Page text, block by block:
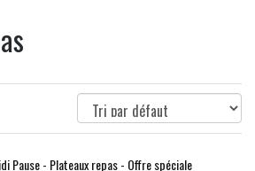
Pause - Plateaux repas - Offre spéciale